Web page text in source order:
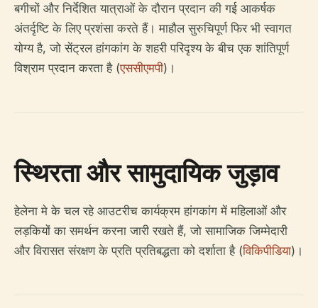
बगीचों और निर्देशित यात्राओं के दौरान प्रदान की गई आकर्षक
अंतर्दृष्टि के लिए प्रशंसा करते हैं। माहौल सुरुचिपूर्ण फिर भी स्वागत
योग्य है, जो सेंट्रल हांगकांग के शहरी परिदृश्य के बीच एक शांतिपूर्ण
विश्राम प्रदान करता है (एससीएमपी)।
स्थिरता और सामुदायिक जुड़ाव
हेलेना मे के चल रहे आउटरीच कार्यक्रम हांगकांग में महिलाओं और
लड़कियों का समर्थन करना जारी रखते हैं, जो सामाजिक जिम्मेदारी
और विरासत संरक्षण के प्रति प्रतिबद्धता को दर्शाता है (विकिपीडिया)।